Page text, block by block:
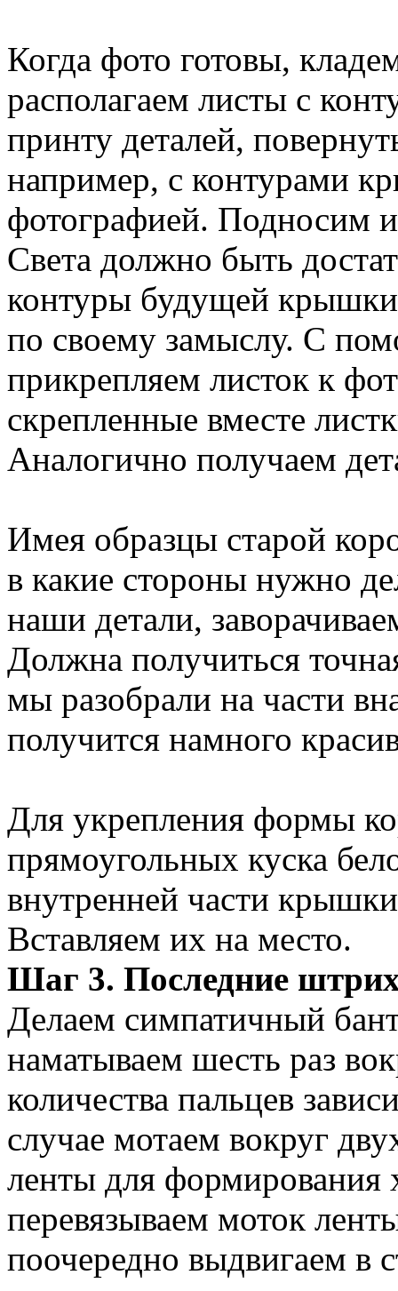
Когда фото готовы,
располагаем листы с
принту деталей,
например, с контурами
фотографией. Подносим
Света должно быть
контуры будущей
по своему замыслу. С
прикрепляем листок к
скрепленные вместе
Аналогично получаем
Имея образцы старой
в какие стороны нужно
наши детали,
Должна получиться
мы разобрали на части
получится намного
Для укрепления формы
прямоугольных куска
внутренней части
Вставляем их на место.
Шаг 3. Последние
Делаем симпатичный
наматываем шесть раз
количества пальцев
случае мотаем вокруг
ленты для формирования
перевязываем моток
поочередно выдвигаем в